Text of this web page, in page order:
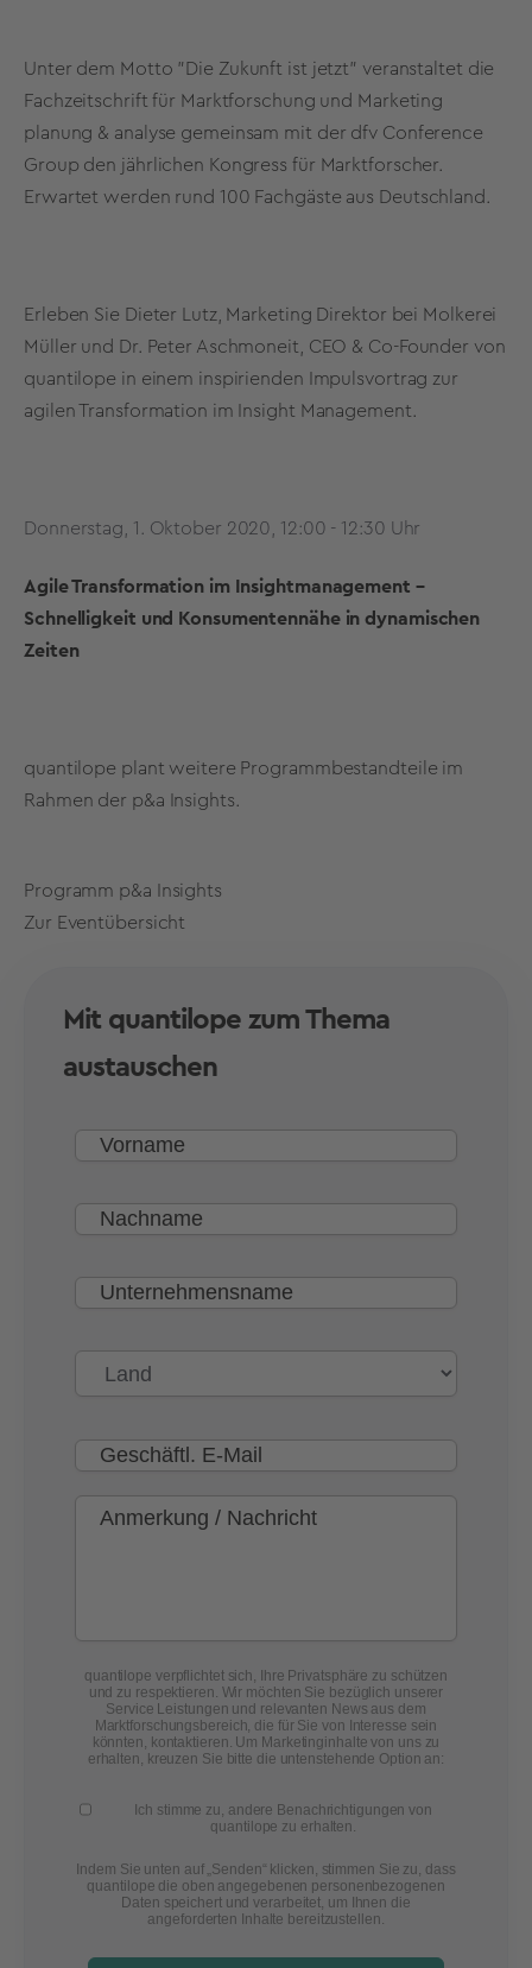
Unter dem Motto "Die Zukunft ist jetzt" veranstaltet die
Fachzeitschrift für Marktforschung und Marketing
planung & analyse gemeinsam mit der dfv Conference
Group den jährlichen Kongress für Marktforscher.
Erwartet werden rund 100 Fachgäste aus Deutschland.
Erleben Sie Dieter Lutz, Marketing Direktor bei Molkerei
Müller und Dr. Peter Aschmoneit, CEO & Co-Founder von
quantilope in einem inspirienden Impulsvortrag zur
agilen Transformation im Insight Management.
Donnerstag, 1. Oktober 2020, 12:00 - 12:30 Uhr
Agile Transformation im Insightmanagement –
Schnelligkeit und Konsumentennähe in dynamischen
Zeiten
quantilope plant weitere Programmbestandteile im
Rahmen der p&a Insights.
Programm p&a Insights
Zur Eventübersicht
Mit quantilope zum Thema
austauschen
quantilope verpflichtet sich, Ihre Privatsphäre zu schützen
und zu respektieren. Wir möchten Sie bezüglich unserer
Service Leistungen und relevanten News aus dem
Marktforschungsbereich, die für Sie von Interesse sein
könnten, kontaktieren. Um Marketinginhalte von uns zu
erhalten, kreuzen Sie bitte die untenstehende Option an:
Ich stimme zu, andere Benachrichtigungen von
quantilope zu erhalten.
Indem Sie unten auf „Senden“ klicken, stimmen Sie zu, dass
quantilope die oben angegebenen personenbezogenen
Daten speichert und verarbeitet, um Ihnen die
angeforderten Inhalte bereitzustellen.